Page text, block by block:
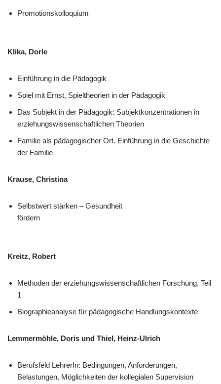
Promotionskolloquium
Klika, Dorle
Einführung in die Pädagogik
Spiel mit Ernst, Spieltheorien in der Pädagogik
Das Subjekt in der Pädagogik: Subjektkonzentrationen in
erziehungswissenschaftlichen Theorien
Familie als pädagogischer Ort. Einführung in die Geschichte
der Familie
Krause, Christina
Selbstwert stärken – Gesundheit
fördern
Kreitz, Robert
Methoden der erziehungswissenschaftlichen Forschung, Teil
1
Biographieanalyse für pädagogische Handlungskontexte
Lemmermöhle, Doris und Thiel, Heinz-Ulrich
Berufsfeld LehrerIn: Bedingungen, Anforderungen,
Belastungen, Möglichkeiten der kollegialen Supervision